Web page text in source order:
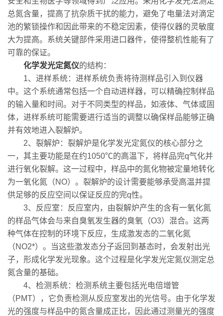
总氮含量，提高了抗杂质干扰的能力，避免了电量法对滴定
池的繁锁操作和因此带来的不稳定因素，使得仪器的灵敏度
大为提高。系统关键部件采用进口器件，使得整机性能有了
可靠的保证。
化学发光定氮仪的结构：
1、进样系统：进样系统负责将待测样品引入到仪器
中。这个系统通常包括一个自动进样器，可以精确控制样品
的输入量和时间。对于不同类型的样品，如液体、气体或固
体，进样系统可能需要进行适当的调整以确保样品能够正确
并有效地进入裂解炉。
2、裂解炉：裂解炉是化学发光定氮仪的核心部分之
一，其主要功能是在约1050℃的高温下，将样品完q气化并
进行氧化裂解。这一过程中，样品中的氮化物被定量地转化
为一氧化氮（NO）。裂解炉的设计需要能够承受高温并提
供足够的反应空间以保证反应的完q性。
3、反应室：反应室内，由裂解炉产生的含有一氧化氮
的样品气体会与来自臭氧发生器的臭氧（O3）混合。这两
种气体在控制的环境下反应，生成激发态的二氧化氮
（NO2*）。当这些激发态分子返回到基态时，会发射出光
子，形成化学发光现象。这个过程是化学发光定氮仪测定总
氮含量的基础。
4、检测系统：检测系统主要包括光电倍增管
（PMT），它负责检测从反应室发出的光信号。由于化学发
光的强度与样品中的氮含量成正比，因此通过测量光的强度